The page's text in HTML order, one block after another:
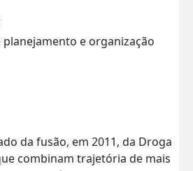
e organização
da fusão, em 2011, da Droga
combinam trajetória de mais